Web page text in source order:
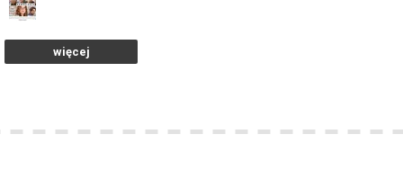
Kandydaci Śmierci
więcej